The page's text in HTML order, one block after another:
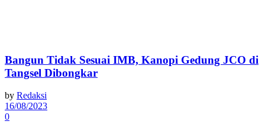
Bangun Tidak Sesuai IMB, Kanopi Gedung JCO di
Tangsel Dibongkar
by Redaksi
16/08/2023
0